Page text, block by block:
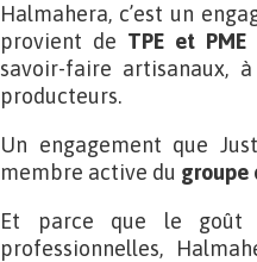
Halmahera, c’est un
provient de TPE et PME
savoir-faire artisanaux,
producteurs.
Un engagement que
membre active du groupe
Et parce que le goût
professionnelles,